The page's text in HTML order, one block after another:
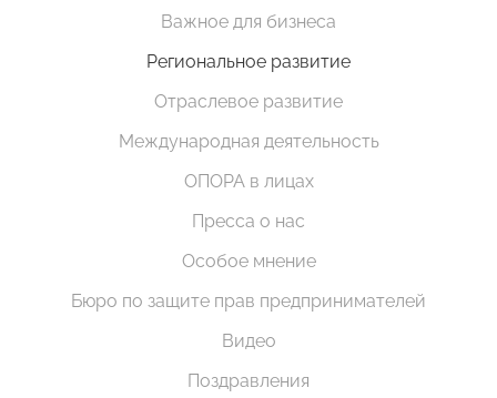
Важное для бизнеса
Региональное развитие
Отраслевое развитие
Международная деятельность
ОПОРА в лицах
Пресса о нас
Особое мнение
Бюро по защите прав предпринимателей
Видео
Поздравления